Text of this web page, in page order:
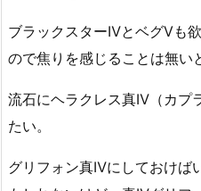
ブラックスターⅣとベグⅤも
ので焦りを感じることは無い
流石にヘラクレス真Ⅳ（カプ
たい。
グリフォン真Ⅳにしておけ